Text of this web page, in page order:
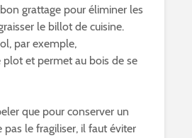
grattage pour éliminer les
le billot de cuisine.
par exemple,
et permet au bois de se
que pour conserver un
pas le fragiliser, il faut éviter